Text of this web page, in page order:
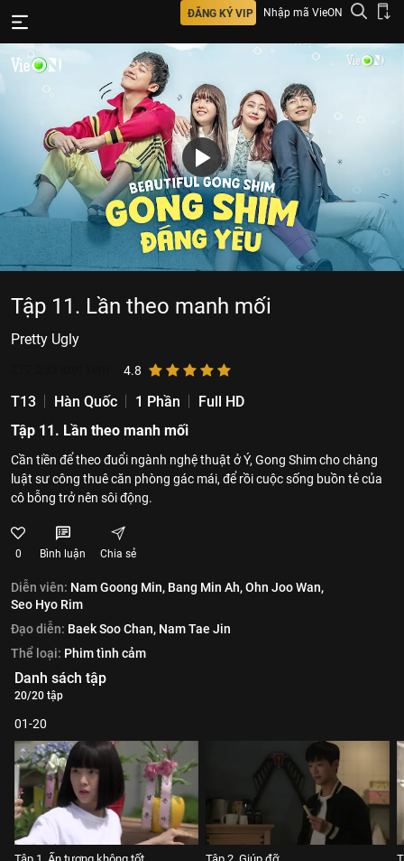
ĐĂNG KÝ VIP Nhập mã VieON
Tập 11. Lần theo manh mối
Pretty Ugly
4.8
T13 Hàn Quốc 1 Phần
Full HD
Tập 11. Lần theo manh mối
Cần tiền để theo đuổi ngành nghệ thuật ở Ý, Gong Shim cho chàng
luật sư công thuê căn phòng gác mái, để rồi cuộc sống buồn tẻ của
cô bỗng trở nên sôi động.
0 Bình luận Chia sẻ
Diễn viên: Nam Goong Min, Bang Min Ah,Ohn Joo Wan,
Seo Hyo Rim
Đạo diễn: Baek Soo Chan, Nam Tae Jin
Thể loại: Phim tình cảm
Danh sách tập
20/20 tập
01-20